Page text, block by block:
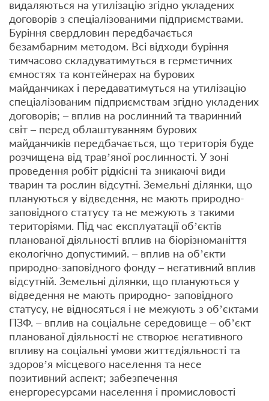
видаляються на утилізацію згідно укладених
договорів з спеціалізованими підприємствами.
Буріння свердловин передбачається
безамбарним методом. Всі відходи буріння
тимчасово складуватимуться в герметичних
ємностях та контейнерах на бурових
майданчиках і передаватимуться на утилізацію
спеціалізованим підприємствам згідно укладених
договорів; – вплив на рослинний та тваринний
світ – перед облаштуванням бурових
майданчиків передбачається, що територія буде
розчищена від трав’яної рослинності. У зоні
проведення робіт рідкісні та зникаючі види
тварин та рослин відсутні. Земельні ділянки, що
плануються у відведення, не мають природно-
заповідного статусу та не межують з такими
територіями. Під час експлуатації об’єктів
планованої діяльності вплив на біорізноманіття
екологічно допустимий. – вплив на об’єкти
природно-заповідного фонду – негативний вплив
відсутній. Земельні ділянки, що плануються у
відведення не мають природно- заповідного
статусу, не відносяться і не межують з об’єктами
ПЗФ. – вплив на соціальне середовище – об’єкт
планованої діяльності не створює негативного
впливу на соціальні умови життєдіяльності та
здоров’я місцевого населення та несе
позитивний аспект; забезпечення
енергоресурсами населення і промисловості